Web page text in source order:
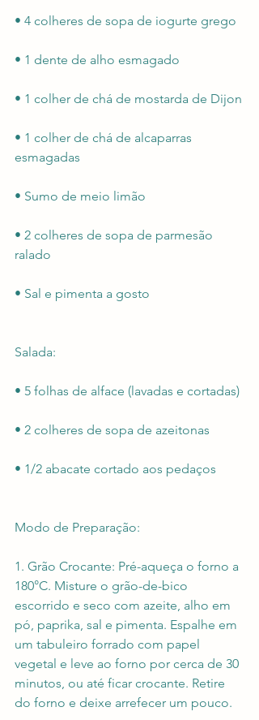
• 4 colheres de sopa de iogurte grego
• 1 dente de alho esmagado
• 1 colher de chá de mostarda de Dijon
• 1 colher de chá de alcaparras
esmagadas
• Sumo de meio limão
• 2 colheres de sopa de parmesão
ralado
• Sal e pimenta a gosto
Salada:
• 5 folhas de alface (lavadas e cortadas)
• 2 colheres de sopa de azeitonas
• 1/2 abacate cortado aos pedaços
Modo de Preparação:
1. Grão Crocante: Pré-aqueça o forno a
180°C. Misture o grão-de-bico
escorrido e seco com azeite, alho em
pó, paprika, sal e pimenta. Espalhe em
um tabuleiro forrado com papel
vegetal e leve ao forno por cerca de 30
minutos, ou até ficar crocante. Retire
do forno e deixe arrefecer um pouco.